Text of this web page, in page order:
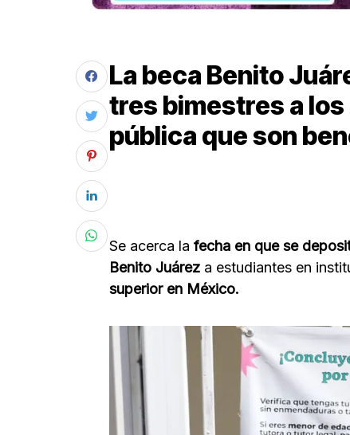
La beca Benito
tres bimestres a
pública que son
Se acerca la fecha en que se
Benito Juárez a estudiantes en
superior en México.